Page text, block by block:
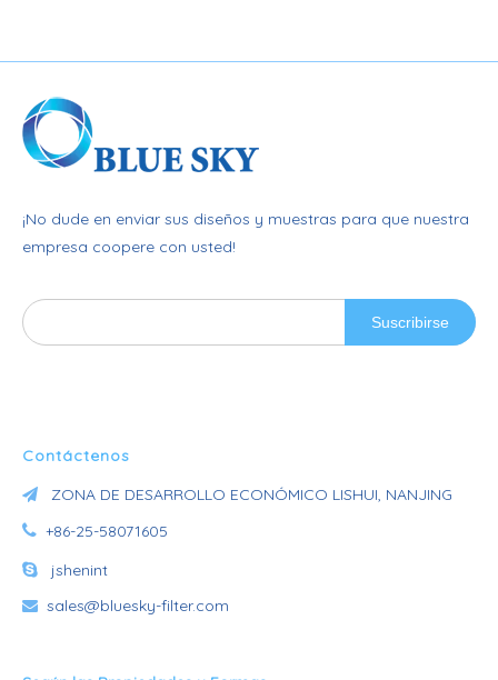
¡No dude en enviar sus diseños y muestras para que nuestra
empresa coopere con usted!
Suscribirse
Contáctenos
 ZONA DE DESARROLLO ECONÓMICO LISHUI, NANJING
 +86-25-58071605
 jshenint
 sales@bluesky-filter.com